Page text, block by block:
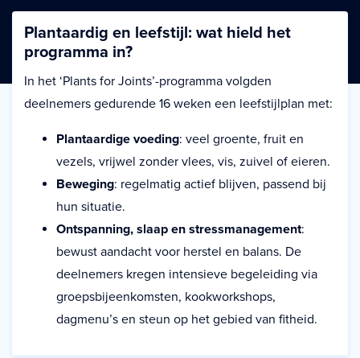
Plantaardig en leefstijl: wat hield het
programma in?
In het ‘Plants for Joints’-programma volgden
deelnemers gedurende 16 weken een leefstijlplan met:
Plantaardige voeding: veel groente, fruit en
vezels, vrijwel zonder vlees, vis, zuivel of eieren.
Beweging: regelmatig actief blijven, passend bij
hun situatie.
Ontspanning, slaap en stressmanagement:
bewust aandacht voor herstel en balans. De
deelnemers kregen intensieve begeleiding via
groepsbijeenkomsten, kookworkshops,
dagmenu’s en steun op het gebied van fitheid.